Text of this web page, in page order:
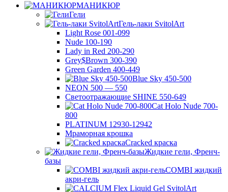
МАНИКЮР
Гели
Гель-лаки SvitolArt
Light Rose 001-099
Nude 100-190
Lady in Red 200-290
Grey$Brown 300-390
Green Garden 400-449
Blue Sky 450-500
NEON 500 — 550
Светоотражающие SHINE 550-649
Cat Holo Nude 700-
800
PLATINUM 12930-12942
Мраморная крошка
Cracked краска
Жидкие гели, Френч-
базы
COMBI жидкий
акри-гель